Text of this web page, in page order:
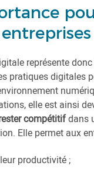
entreprises
représente
pratiques digitales
elle est ainsi
compétitifdans
Elle permet aux
productivité ;